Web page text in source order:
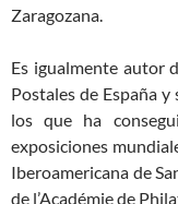
Zaragozana.
Es igualmente autor
Postales de España
los que ha
exposiciones
Iberoamericana de
de l’Académie de